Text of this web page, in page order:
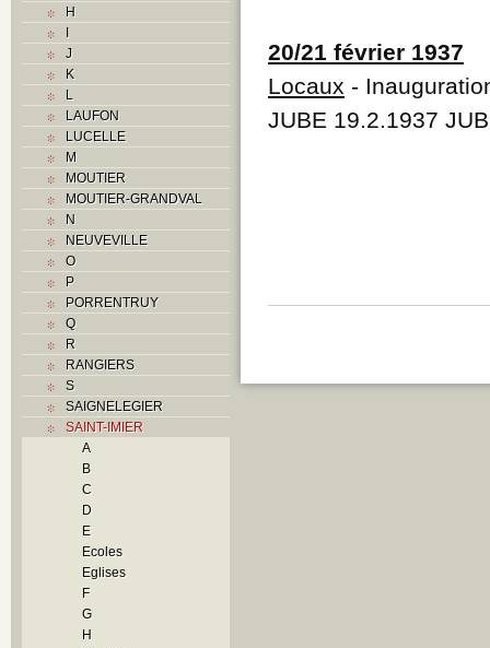
H
I
J
K
L
LAUFON
LUCELLE
M
MOUTIER
MOUTIER-GRANDVAL
N
NEUVEVILLE
O
P
PORRENTRUY
Q
R
RANGIERS
S
SAIGNELEGIER
SAINT-IMIER
A
B
C
D
E
Ecoles
Eglises
F
G
H
20/21 février 1937
Locaux -
JUBE 19.2.1937